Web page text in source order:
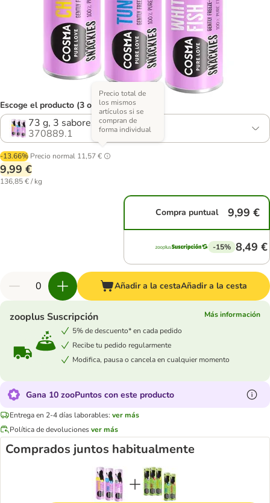
Escoge el producto (3 opciones)
73 g, 3 sabores diferentes
370889.1
-13.66% Precio normal 11,57 €
Precio total de
los mismos
artículos si se
compran de
forma individual
9,99 €
136,85 € / kg
Compra puntual 9,99 €
-15% 8,49 €
Añadir a la cestaAñadir a la cesta
zooplus Suscripción
Más información
5% de descuento* en cada pedido
Recibe tu pedido regularmente
Modifica, pausa o cancela en cualquier momento
Gana 10 zooPuntos con este producto
Entrega en 2-4 días laborables: ver más
Política de devolucionesver más
Comprados juntos habitualmente